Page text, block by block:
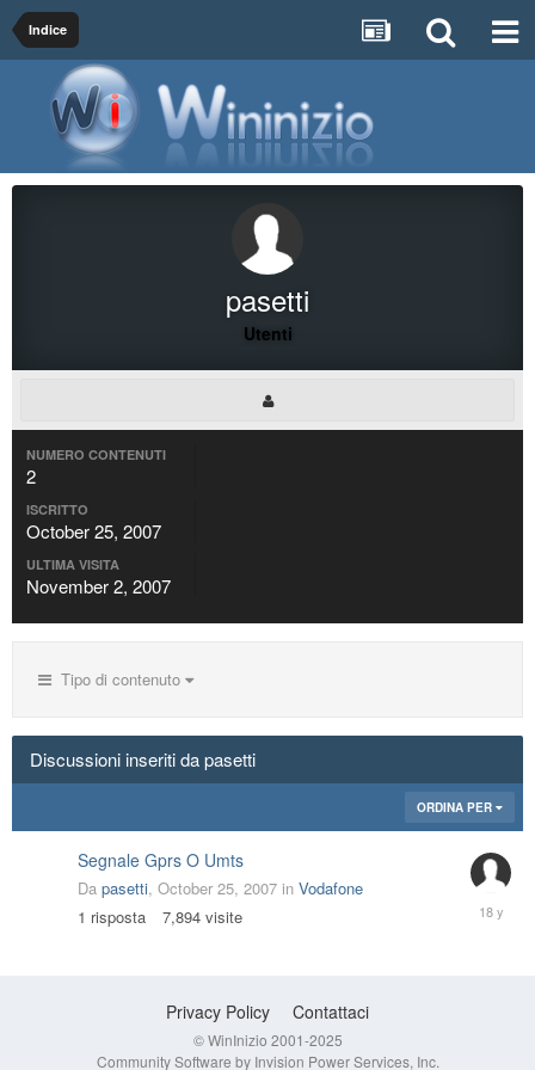
Indice
pasetti
Utenti
NUMERO CONTENUTI
2
ISCRITTO
October 25, 2007
ULTIMA VISITA
November 2, 2007
Tipo di contenuto
Discussioni inseriti da pasetti
ORDINA PER
Segnale Gprs O Umts
Da pasetti, October 25, 2007 in Vodafone
1 risposta 7,894 visite
October
25,
Privacy Policy Contattaci
© WinInizio 2001-2025
Community Software by Invision Power Services, Inc.